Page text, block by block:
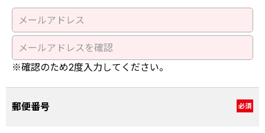
※確認のため2度入力してください。
郵便番号 必須